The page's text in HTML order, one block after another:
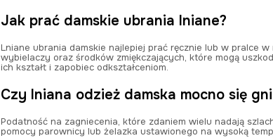
Jak prać damskie ubrania lniane?
Lniane ubrania damskie najlepiej prać ręcznie lub w pralce
wybielaczy oraz środków zmiękczających, które mogą
ich kształt i zapobiec odkształceniom.
Czy lniana odzież damska mocno się
Podatność na zagniecenia, które zdaniem wielu nadają
pomocy parownicy lub żelazka ustawionego na wysoką